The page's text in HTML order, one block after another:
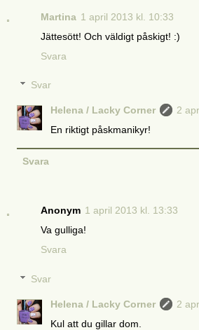
Martina 1 april 2013 kl. 10:33
Jättesött! Och väldigt påskigt! :)
Svara
Svar
Helena / Lacky Corner
2
En riktigt påskmanikyr!
Svara
Anonym 1 april 2013 kl. 13:33
Va gulliga!
Svara
Svar
Helena / Lacky Corner
2
Kul att du gillar dom.